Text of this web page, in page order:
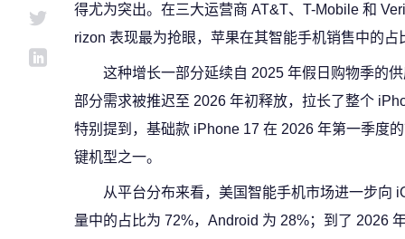
得尤为突出。在三大运营商 AT&T、T-Mobile 和
rizon 表现最为抢眼，苹果在其智能手机销售中的占
这种增长一部分延续自 2025 年假日购物季的
部分需求被推迟至 2026 年初释放，拉长了整个
特别提到，基础款 iPhone 17 在 2026 年第一季度
键机型之一。
从平台分布来看，美国智能手机市场进一步向
量中的占比为 72%，Android 为 28%；到了 2026